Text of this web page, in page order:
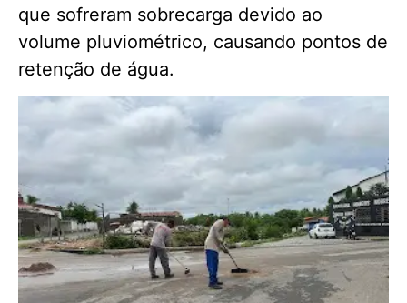
que sofreram sobrecarga devido ao
volume pluviométrico, causando pontos de
retenção de água.